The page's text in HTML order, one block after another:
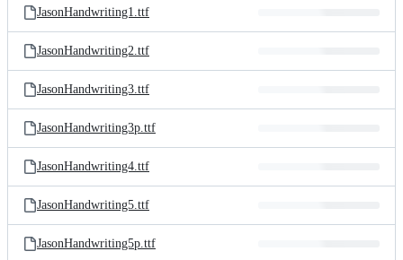
JasonHandwriting1.ttf
JasonHandwriting2.ttf
JasonHandwriting3.ttf
JasonHandwriting3p.ttf
JasonHandwriting4.ttf
JasonHandwriting5.ttf
JasonHandwriting5p.ttf